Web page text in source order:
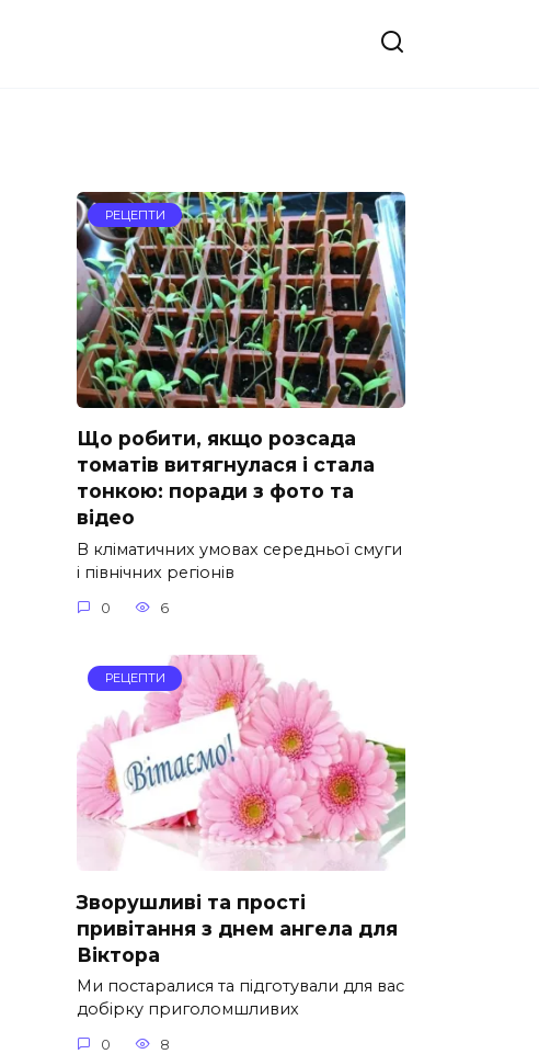
РЕЦЕПТИ
Що робити, якщо розсада
томатів витягнулася і стала
тонкою: поради з фото та
відео
В кліматичних умовах середньої смуги
і північних регіонів
0 6
РЕЦЕПТИ
Зворушливі та прості
привітання з днем ангела для
Віктора
Ми постаралися та підготували для вас
добірку приголомшливих
0 8